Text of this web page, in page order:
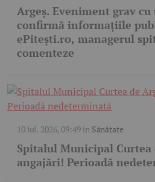
Argeș. Eveniment grav
confirmă informațiile
ePitești.ro, managerul
comenteze
10 iul. 2026, 09:49în Sănătate
Spitalul Municipal Curtea
angajări! Perioadă